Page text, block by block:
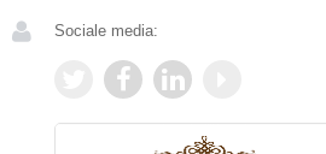
Sociale media: